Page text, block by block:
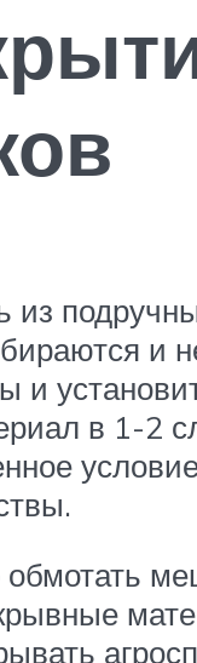
и
и
в 1-2
обмотать